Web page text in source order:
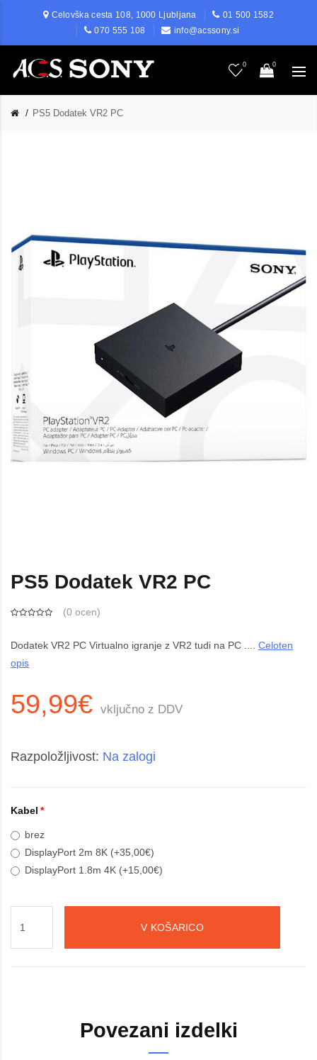
Celovška cesta 108, 1000 Ljubljana
01 500 1582
070 555 108
info@acssony.si
0 0
PS5 Dodatek VR2 PC
PS5 Dodatek VR2 PC
(0 ocen)
Dodatek VR2 PC Virtualno igranje z VR2 tudi na PC .... Celoten
opis
59,99€ vključno z DDV
Razpoložljivost: Na zalogi
Kabel
brez
DisplayPort 2m 8K (+35,00€)
DisplayPort 1.8m 4K (+15,00€)
V KOŠARICO
Povezani izdelki